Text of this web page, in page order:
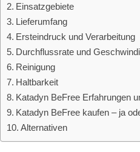
Einsatzgebiete
Lieferumfang
Ersteindruck und Verarbeitung
Durchflussrate und
Reinigung
Haltbarkeit
Katadyn BeFree Erfahrungen
Katadyn BeFree kaufen – ja
Alternativen